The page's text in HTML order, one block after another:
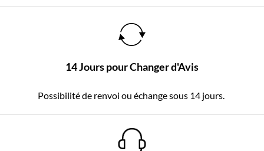
14 Jours pour Changer d'Avis
Possibilité de renvoi ou échange sous 14 jours.